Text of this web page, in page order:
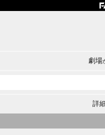
劇場
詳